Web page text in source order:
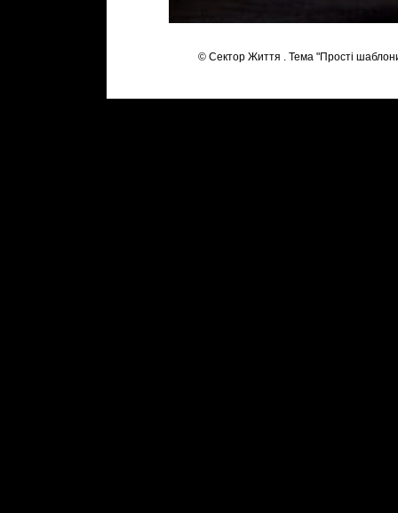
© Сектор Життя . Тема "Прості